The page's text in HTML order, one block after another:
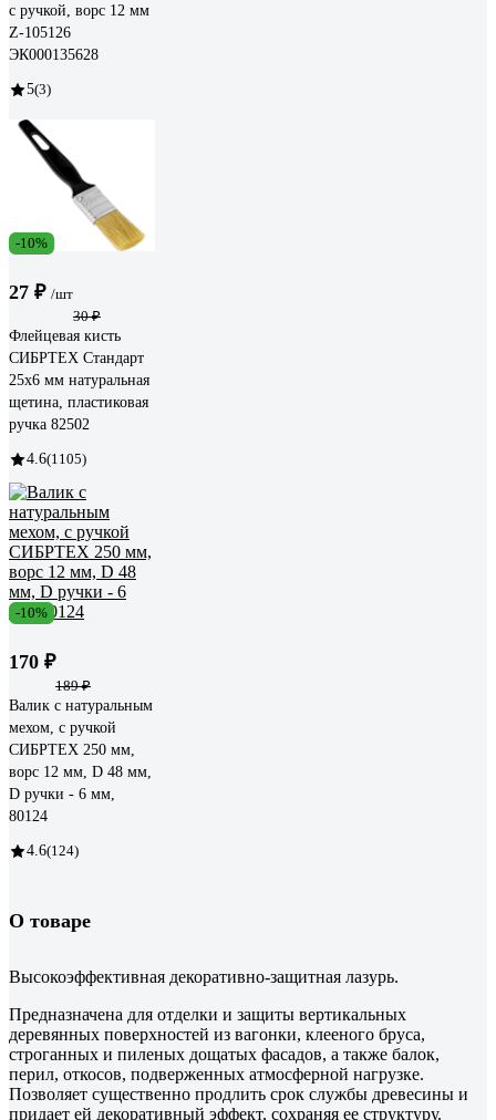
с ручкой, ворс 12 мм
Z-105126
ЭК000135628
5(3)
-10%
27 ₽ /шт
30 ₽
Флейцевая кисть
СИБРТЕХ Стандарт
25х6 мм натуральная
щетина, пластиковая
ручка 82502
4.6(1105)
-10%
170 ₽
189 ₽
Валик с натуральным
мехом, с ручкой
СИБРТЕХ 250 мм,
ворс 12 мм, D 48 мм,
D ручки - 6 мм,
80124
4.6(124)
О товаре
Высокоэффективная декоративно-защитная лазурь.
Предназначена для отделки и защиты вертикальных
деревянных поверхностей из вагонки, клееного бруса,
строганных и пиленых дощатых фасадов, а также балок,
перил, откосов, подверженных атмосферной нагрузке.
Позволяет существенно продлить срок службы древесины и
придает ей декоративный эффект, сохраняя ее структуру.